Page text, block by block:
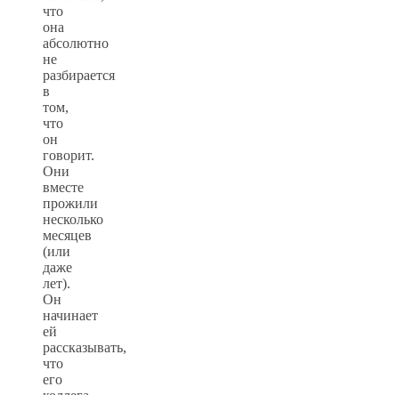
что
она
абсолютно
не
разбирается
в
том,
что
он
говорит.
Они
вместе
прожили
несколько
месяцев
(или
даже
лет).
Он
начинает
ей
рассказывать,
что
его